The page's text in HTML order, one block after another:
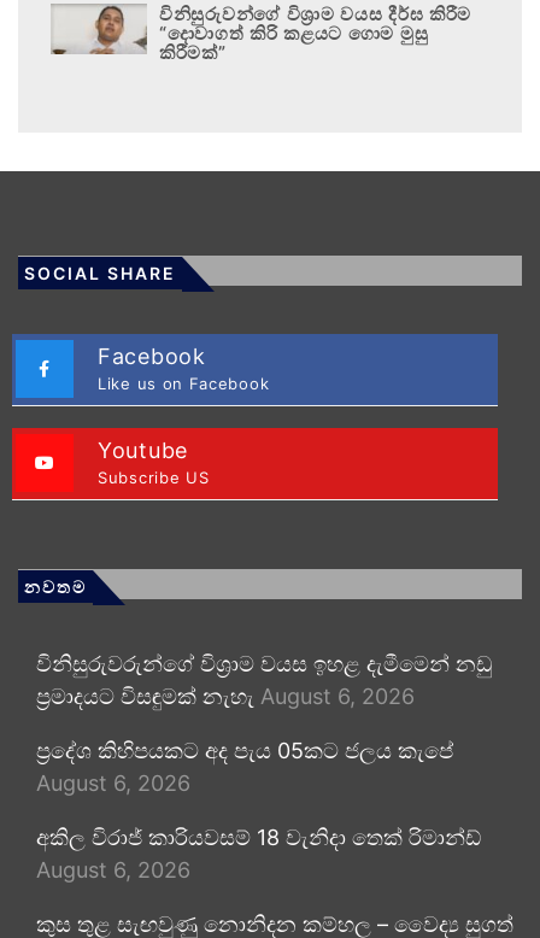
විනිසුරුවන්ගේ විශ්‍රාම වයස දීර්ඝ කිරීම
“දොවාගත් කිරි කළයට ගොම මුසු
කිරීමක්”
SOCIAL SHARE
Facebook
Like us on Facebook
Youtube
Subscribe US
නවතම
විනිසුරුවරුන්ගේ විශ්‍රාම වයස ඉහළ දැමීමෙන් නඩු
ප්‍රමාදයට විසඳුමක් නැහැ August 6, 2026
ප්‍රදේශ කිහිපයකට අද පැය 05කට ජලය කැපේ
August 6, 2026
අකිල විරාජ් කාරියවසම් 18 වැනිදා තෙක් රිමාන්ඩ්
August 6, 2026
කුස තුළ සැඟවුණු නොනිදන කම්හල – වෛද්‍ය සුගත්